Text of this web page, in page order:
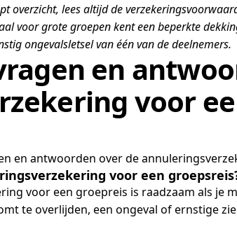
overzicht, lees altijd de
voor grote groepen kent een beperkte
ongevalsletsel van één van de deelnemers.
en
voor
en antwoorden over de
voor een
voor een groepreis is raadzaam als
te overlijden, een ongeval of ernstige